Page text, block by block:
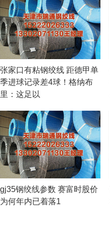
张家口有粘钢绞线 距德甲单
季进球记录差4球！格纳布
里：这足以
gj35钢绞线参数 赛富时股价
为何年内已着落1